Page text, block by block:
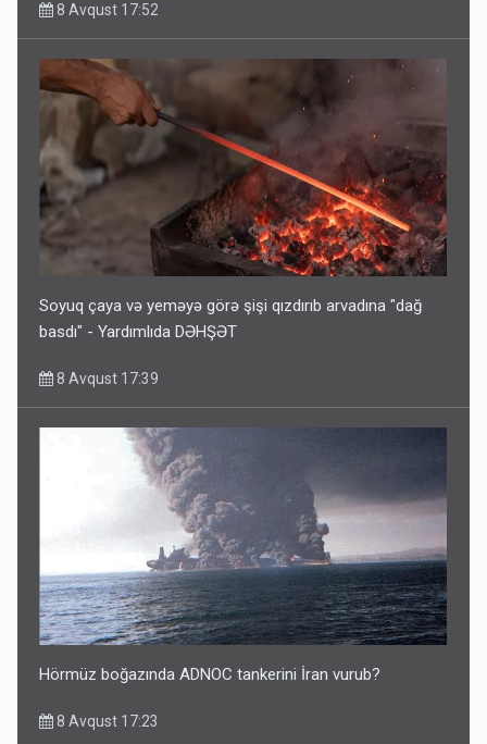
8 Avqust 17:52
Soyuq çaya və yeməyə görə şişi qızdırıb arvadına "dağ
basdı" - Yardımlıda DƏHŞƏT
8 Avqust 17:39
Hörmüz boğazında ADNOC tankerini İran vurub?
8 Avqust 17:23